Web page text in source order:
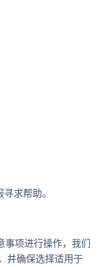
求帮助。
事项进行操作，我们
并确保选择适用于